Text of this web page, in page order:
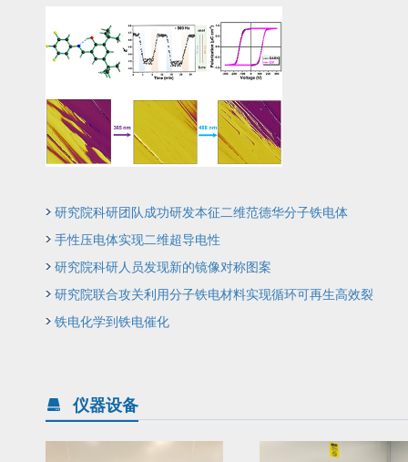
研究院科研团队成功研发本征二维范德华分子铁电体
手性压电体实现二维超导电性
研究院科研人员发现新的镜像对称图案
研究院联合攻关利用分子铁电材料实现循环可再生高效裂
解水制氢
铁电化学到铁电催化
仪器设备